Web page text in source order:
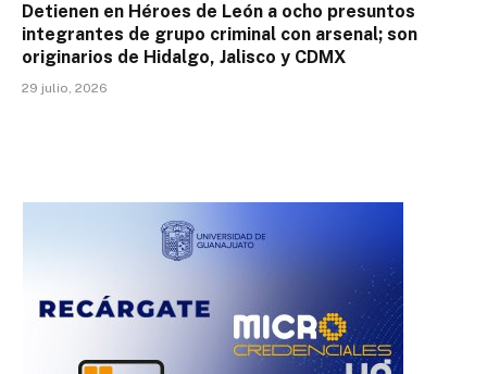
Detienen en Héroes de León a ocho presuntos
integrantes de grupo criminal con arsenal; son
originarios de Hidalgo, Jalisco y CDMX
29 julio, 2026